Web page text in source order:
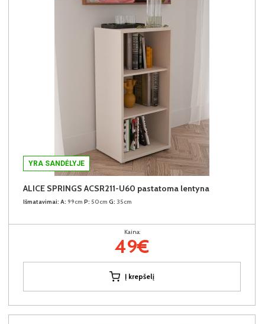
YRA SANDĖLYJE
ALICE SPRINGS ACSR211-U60 pastatoma lentyna
Išmatavimai: A: 99cm P: 50cm G: 35cm
Kaina:
49€
Į krepšelį